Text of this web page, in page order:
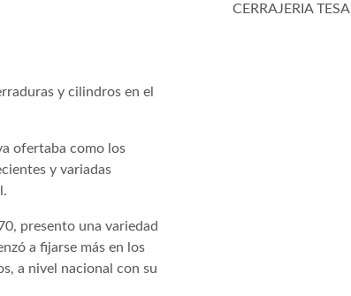
y cilindros en el
ofertaba como los
y variadas
presento una variedad
a fijarse más en los
a nivel nacional con su
CERRAJERIA TESA